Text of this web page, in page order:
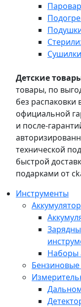
Детские
товары, по
без распаковки
официальной
и после-
технической
быстрой
подарками от
Инструменты
Наборы